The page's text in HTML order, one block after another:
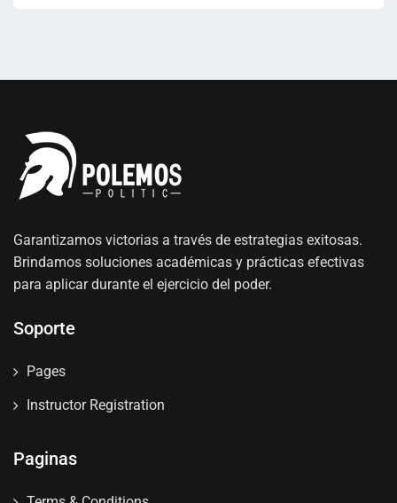
Garantizamos victorias a través de estrategias exitosas.
Brindamos soluciones académicas y prácticas efectivas
para aplicar durante el ejercicio del poder.
Soporte
Pages
Instructor Registration
Paginas